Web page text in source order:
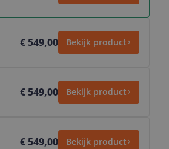
€ 549,00 Bekijk product
€ 549,00 Bekijk product
€ 549,00 Bekijk product